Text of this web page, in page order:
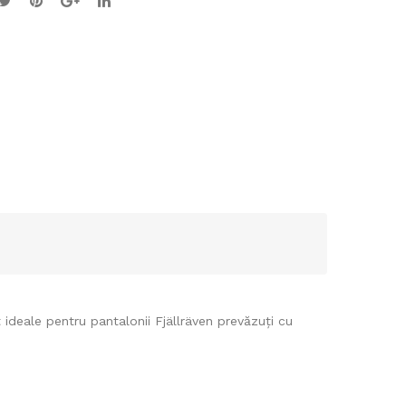
pentru pantalonii Fjällräven prevăzuți cu